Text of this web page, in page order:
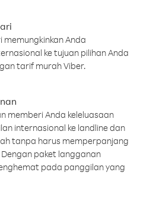
memungkinkan Anda
ke tujuan pilihan Anda
tarif murah Viber.
memberi Anda keleluasaan
internasional ke landline dan
tanpa harus memperpanjang
paket langganan
pada panggilan yang